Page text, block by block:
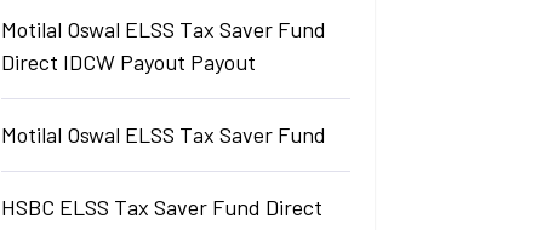
Motilal Oswal ELSS Tax Saver Fund
Direct IDCW Payout Payout
Motilal Oswal ELSS Tax Saver Fund
HSBC ELSS Tax Saver Fund Direct